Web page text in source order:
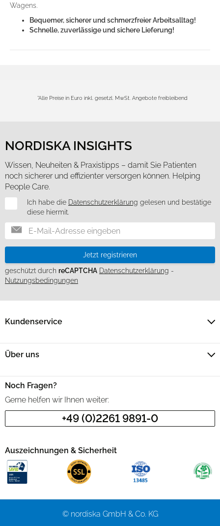
Wir verwenden Cookies, um Inhalte und Anzeigen zu
personalisieren, Funktionen für soziale Medien anbieten
zu können und die Zugriffe auf unsere Website zu
Nur notwendige Cookies verwenden
Wagens.
Bequemer, sicherer und schmerzfreier Arbeitsalltag!
Schnelle, zuverlässige und sichere Lieferung!
*Alle Preise in Euro inkl. gesetzl. MwSt. Angebote freibleibend
NORDISKA INSIGHTS
Wissen, Neuheiten & Praxistipps – damit Sie Patienten
noch sicherer und effizienter versorgen können. Helping
People Care.
NewsletterIch habe die Datenschutzerklärung gelesen und bestätige
diese hiermit.
Jetzt registrieren
geschützt durch reCAPTCHA Datenschutzerklärung -
Nutzungsbedingungen
Kundenservice
Noch Fragen?
Gerne helfen wir Ihnen weiter:
+49 (0)2261 9891-0
Über uns
Auszeichnungen & Sicherheit
© nordiska GmbH & Co. KG